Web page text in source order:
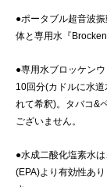
●ポータブル超音波
体と専用水『
●専用水ブロッケン
10回分(カドルに水
れて希釈)。タバコ&
ございません。
●水成二酸化塩素水
(EPA)より有効性あ